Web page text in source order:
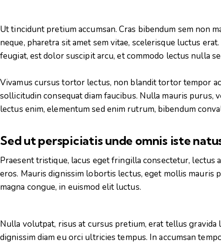
Ut tincidunt pretium accumsan. Cras bibendum sem non
neque, pharetra sit amet sem vitae, scelerisque luctus
feugiat, est dolor suscipit arcu, et commodo lectus nulla
Vivamus cursus tortor lectus, non blandit tortor tempor
sollicitudin consequat diam faucibus. Nulla mauris purus,
lectus enim, elementum sed enim rutrum, bibendum
Sed ut perspiciatis unde omnis iste
Praesent tristique, lacus eget fringilla consectetur, lectus
eros. Mauris dignissim lobortis lectus, eget mollis
magna congue, in euismod elit luctus.
Nulla volutpat, risus at cursus pretium, erat tellus
dignissim diam eu orci ultricies tempus. In accumsan